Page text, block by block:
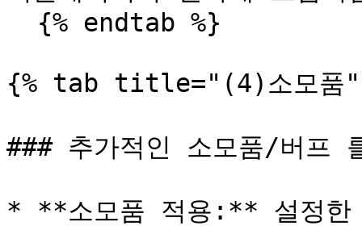
{% tab title="(4)소모품"
### 추가적인 소모품/버프
* **소모품 적용:** 설정한